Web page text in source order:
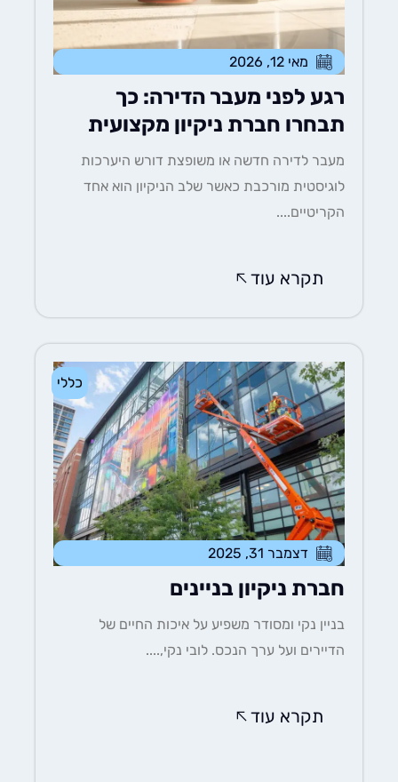
מאי 12, 2026
רגע לפני מעבר הדירה: כך
תבחרו חברת ניקיון מקצועית
מעבר לדירה חדשה או משופצת דורש היערכות
לוגיסטית מורכבת כאשר שלב הניקיון הוא אחד
הקריטיים....
תקרא עוד
כללי
דצמבר 31, 2025
חברת ניקיון בניינים
בניין נקי ומסודר משפיע על איכות החיים של
הדיירים ועל ערך הנכס. לובי נקי,....
תקרא עוד